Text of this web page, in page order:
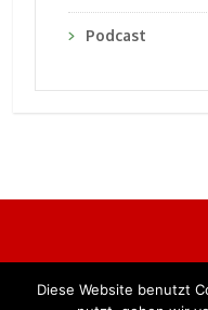
Podcast
Alle Rechte
Diese Website benutzt